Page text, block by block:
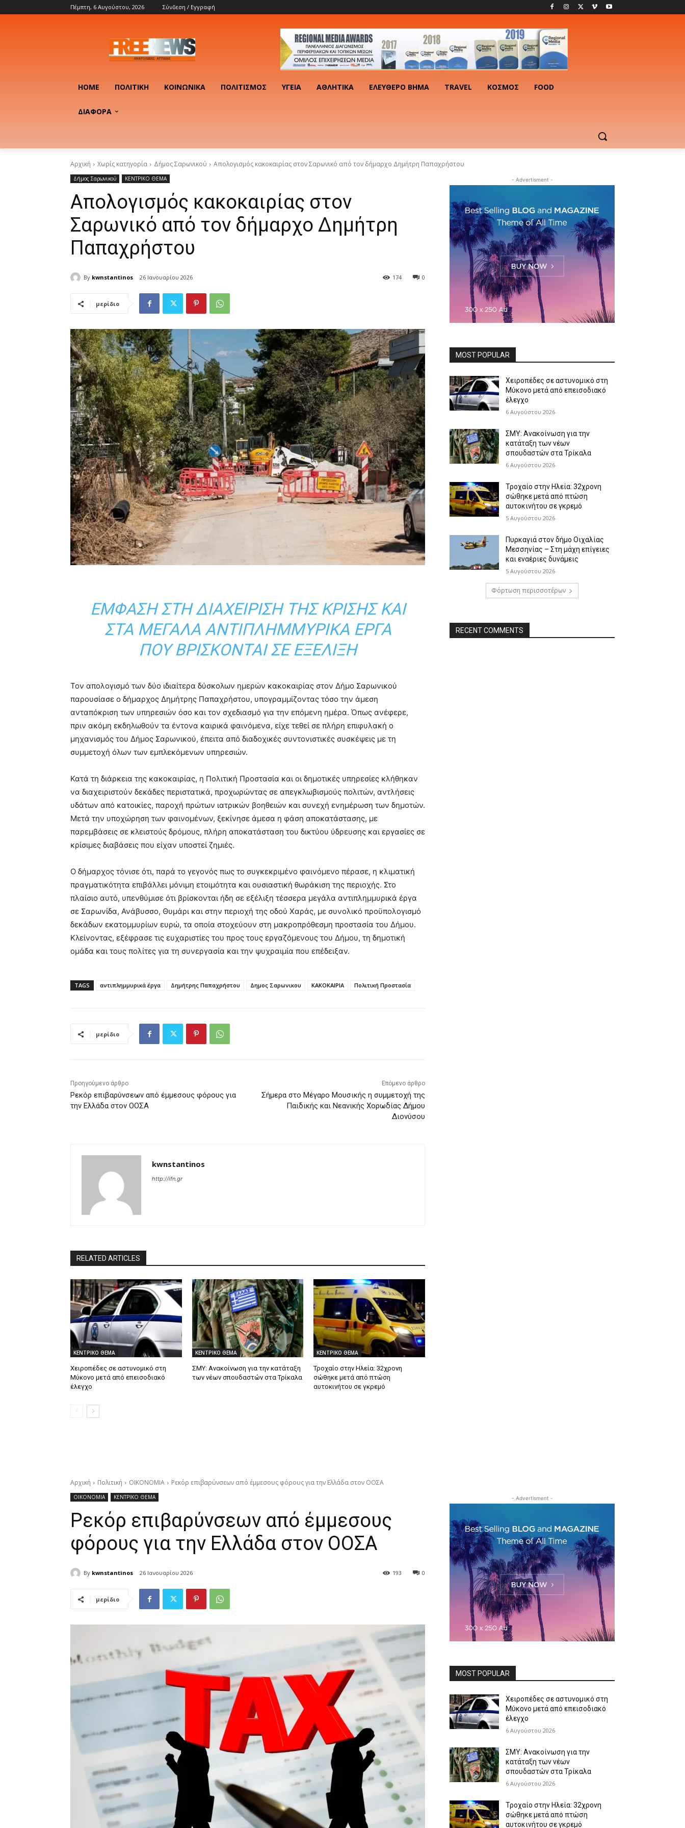
Πέμπτη, 6 Αυγούστου, 2026 Σύνδεση / Εγγραφή
HOME ΠΟΛΙΤΙΚΉ ΚΟΙΝΩΝΙΚΆ ΠΟΛΙΤΙΣΜΌΣ ΥΓΕΊΑ ΑΘΛΗΤΙΚΆ ΕΛΕΎΘΕΡΟ ΒΉΜΑ TRAVEL ΚΟΣΜΟΣ FOOD
ΔΙΑΦΟΡΑ
Αρχική Χωρίς κατηγορία Δήμος Σαρωνικού Απολογισμός κακοκαιρίας στον Σαρωνικό από τον δήμαρχο Δημήτρη Παπαχρήστου
Δήμος Σαρωνικού ΚΕΝΤΡΙΚΟ ΘΕΜΑ
Απολογισμός κακοκαιρίας στον
Σαρωνικό από τον δήμαρχο Δημήτρη
Παπαχρήστου
By kwnstantinos 26 Ιανουαρίου 2026 0
174
μερίδιο
ΈΜΦΑΣΗ ΣΤΗ ΔΙΑΧΕΊΡΙΣΗ ΤΗΣ ΚΡΊΣΗΣ ΚΑΙ
ΣΤΑ ΜΕΓΆΛΑ ΑΝΤΙΠΛΗΜΜΥΡΙΚΆ ΈΡΓΑ
ΠΟΥ ΒΡΊΣΚΟΝΤΑΙ ΣΕ ΕΞΈΛΙΞΗ
Τον απολογισμό των δύο ιδιαίτερα δύσκολων ημερών κακοκαιρίας στον Δήμο Σαρωνικού
παρουσίασε ο δήμαρχος Δημήτρης Παπαχρήστου, υπογραμμίζοντας τόσο την άμεση
ανταπόκριση των υπηρεσιών όσο και τον σχεδιασμό για την επόμενη ημέρα. Όπως ανέφερε,
πριν ακόμη εκδηλωθούν τα έντονα καιρικά φαινόμενα, είχε τεθεί σε πλήρη επιφυλακή ο
μηχανισμός του Δήμος Σαρωνικού, έπειτα από διαδοχικές συντονιστικές συσκέψεις με τη
συμμετοχή όλων των εμπλεκόμενων υπηρεσιών.
Κατά τη διάρκεια της κακοκαιρίας, η Πολιτική Προστασία και οι δημοτικές υπηρεσίες κλήθηκαν
να διαχειριστούν δεκάδες περιστατικά, προχωρώντας σε απεγκλωβισμούς πολιτών, αντλήσεις
υδάτων από κατοικίες, παροχή πρώτων ιατρικών βοηθειών και συνεχή ενημέρωση των δημοτών.
Μετά την υποχώρηση των φαινομένων, ξεκίνησε άμεσα η φάση αποκατάστασης, με
παρεμβάσεις σε κλειστούς δρόμους, πλήρη αποκατάσταση του δικτύου ύδρευσης και εργασίες σε
κρίσιμες διαβάσεις που είχαν υποστεί ζημιές.
Ο δήμαρχος τόνισε ότι, παρά το γεγονός πως το συγκεκριμένο φαινόμενο πέρασε, η κλιματική
πραγματικότητα επιβάλλει μόνιμη ετοιμότητα και ουσιαστική θωράκιση της περιοχής. Στο
πλαίσιο αυτό, υπενθύμισε ότι βρίσκονται ήδη σε εξέλιξη τέσσερα μεγάλα αντιπλημμυρικά έργα
σε Σαρωνίδα, Ανάβυσσο, Θυμάρι και στην περιοχή της οδού Χαράς, με συνολικό προϋπολογισμό
δεκάδων εκατομμυρίων ευρώ, τα οποία στοχεύουν στη μακροπρόθεσμη προστασία του Δήμου.
Κλείνοντας, εξέφρασε τις ευχαριστίες του προς τους εργαζόμενους του Δήμου, τη δημοτική
ομάδα και τους πολίτες για τη συνεργασία και την ψυχραιμία που επέδειξαν.
TAGS αντιπλημμυρικά έργα Δημήτρης Παπαχρήστου Δημος Σαρωνικου ΚΑΚΟΚΑΙΡΙΑ Πολιτική Προστασία
μερίδιο
Προηγούμενο άρθρο
Ρεκόρ επιβαρύνσεων από έμμεσους φόρους για
την Ελλάδα στον ΟΟΣΑ
Επόμενο άρθρο
Σήμερα στο Μέγαρο Μουσικής η συμμετοχή της
Παιδικής και Νεανικής Χορωδίας Δήμου
Διονύσου
kwnstantinos
http://ifn.gr
RELATED ARTICLES
ΚΕΝΤΡΙΚΟ ΘΕΜΑ
Χειροπέδες σε αστυνομικό στη
Μύκονο μετά από επεισοδιακό
έλεγχο
ΚΕΝΤΡΙΚΟ ΘΕΜΑ
ΣΜΥ: Ανακοίνωση για την κατάταξη
των νέων σπουδαστών στα Τρίκαλα
ΚΕΝΤΡΙΚΟ ΘΕΜΑ
Τροχαίο στην Ηλεία: 32χρονη
σώθηκε μετά από πτώση
αυτοκινήτου σε γκρεμό
- Advertisment -
MOST POPULAR
Χειροπέδες σε αστυνομικό στη
Μύκονο μετά από επεισοδιακό
έλεγχο
6 Αυγούστου 2026
ΣΜΥ: Ανακοίνωση για την
κατάταξη των νέων
σπουδαστών στα Τρίκαλα
6 Αυγούστου 2026
Τροχαίο στην Ηλεία: 32χρονη
σώθηκε μετά από πτώση
αυτοκινήτου σε γκρεμό
5 Αυγούστου 2026
Πυρκαγιά στον δήμο Οιχαλίας
Μεσσηνίας – Στη μάχη επίγειες
και εναέριες δυνάμεις
5 Αυγούστου 2026
Φόρτωση περισσοτέρων
RECENT COMMENTS